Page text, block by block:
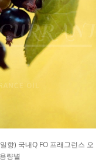
향) 국내Q FO 프래그런스 오
량별